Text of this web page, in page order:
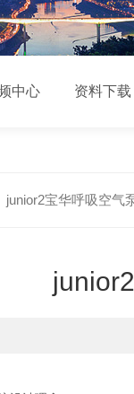
中心 资料下载
junior2宝华呼吸空气